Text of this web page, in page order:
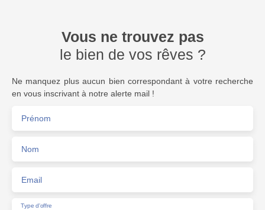
Vous ne trouvez pas
le bien de vos rêves ?
Ne manquez plus aucun bien correspondant à votre recherche
en vous inscrivant à notre alerte mail !
Prénom
Nom
Email
Type d'offre